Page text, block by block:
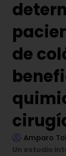
de
Amparo
Un estudio